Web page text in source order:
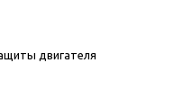
двигателя